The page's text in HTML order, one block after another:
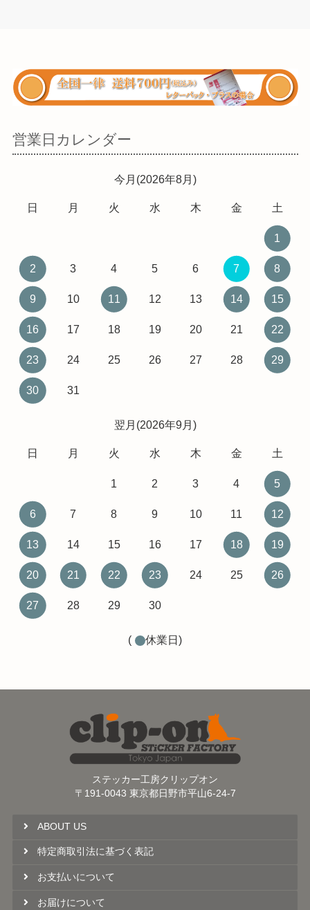
営業日カレンダー
今月(2026年8月)
日 月 火 水 木 金 土
1
2 3 4 5 6 7 8
9 10 11 12 13 14 15
16 17 18 19 20 21 22
23 24 25 26 27 28 29
30 31
翌月(2026年9月)
日 月 火 水 木 金 土
1 2 3 4 5
6 7 8 9 10 11 12
13 14 15 16 17 18 19
20 21 22 23 24 25 26
27 28 29 30
( 休業日)
ステッカー工房クリップオン
〒191-0043 東京都日野市平山6-24-7
ABOUT US
特定商取引法に基づく表記
お支払いについて
お届けについて